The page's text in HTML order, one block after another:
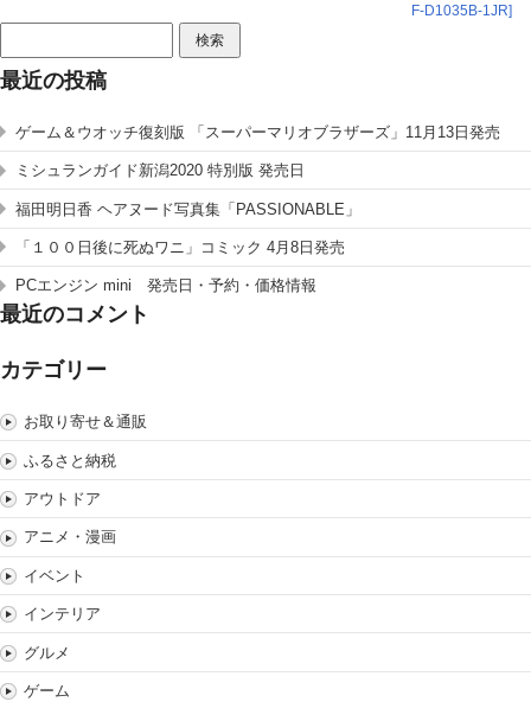
F-D1035B-1JR]
索:
最近の投稿
ゲーム＆ウオッチ復刻版 「スーパーマリオブラザーズ」11月13日発売
ミシュランガイド新潟2020 特別版 発売日
福田明日香 ヘアヌード写真集「PASSIONABLE」
「１００日後に死ぬワニ」コミック 4月8日発売
PCエンジン mini 発売日・予約・価格情報
最近のコメント
カテゴリー
お取り寄せ＆通販
ふるさと納税
アウトドア
アニメ・漫画
イベント
インテリア
グルメ
ゲーム